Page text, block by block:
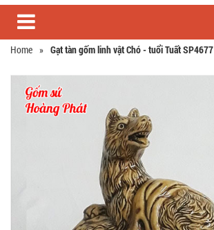
Home » Gạt tàn gốm linh vật Chó - tuổi Tuất SP4677